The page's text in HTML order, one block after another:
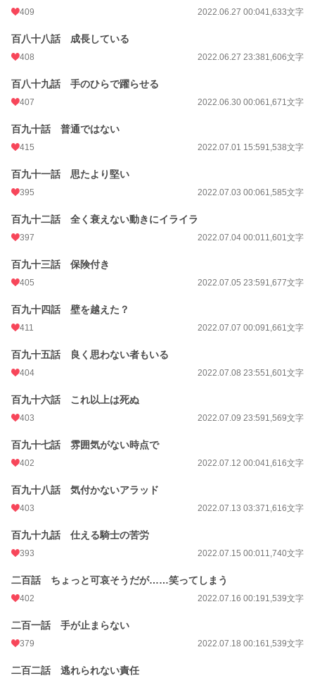
409 2022.06.27 00:041,633文字
百八十八話 成長している
408 2022.06.27 23:381,606文字
百八十九話 手のひらで躍らせる
407 2022.06.30 00:061,671文字
百九十話 普通ではない
415 2022.07.01 15:591,538文字
百九十一話 思たより堅い
395 2022.07.03 00:061,585文字
百九十二話 全く衰えない動きにイライラ
397 2022.07.04 00:011,601文字
百九十三話 保険付き
405 2022.07.05 23:591,677文字
百九十四話 壁を越えた？
411 2022.07.07 00:091,661文字
百九十五話 良く思わない者もいる
404 2022.07.08 23:551,601文字
百九十六話 これ以上は死ぬ
403 2022.07.09 23:591,569文字
百九十七話 雰囲気がない時点で
402 2022.07.12 00:041,616文字
百九十八話 気付かないアラッド
403 2022.07.13 03:371,616文字
百九十九話 仕える騎士の苦労
393 2022.07.15 00:011,740文字
二百話 ちょっと可哀そうだが……笑ってしまう
402 2022.07.16 00:191,539文字
二百一話 手が止まらない
379 2022.07.18 00:161,539文字
二百二話 逃れられない責任